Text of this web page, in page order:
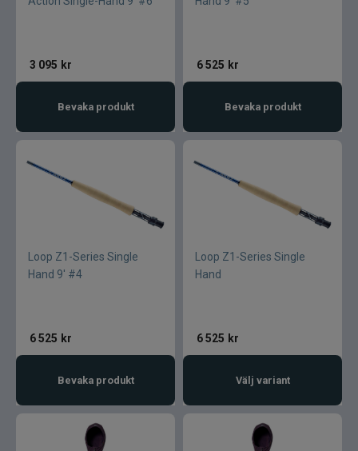
3 095 kr
Bevaka produkt
6 525 kr
Bevaka produkt
Loop Z1-Series Single
Hand 9' #4
6 525 kr
Bevaka produkt
Loop Z1-Series Single
Hand
6 525 kr
Välj variant